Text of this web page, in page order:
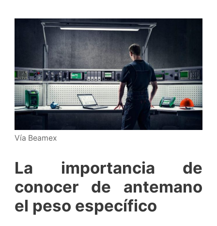
Vía Beamex
La importancia de
conocer de antemano
el peso específico